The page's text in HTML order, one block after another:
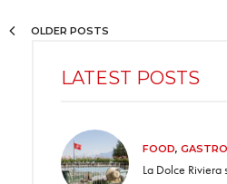
OLDER POSTS
LATEST POSTS
FOOD,
La Dolce Riviera